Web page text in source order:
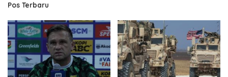
Pos Terbaru